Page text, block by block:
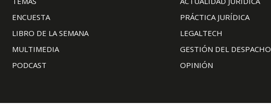
ENCUESTA
LIBRO DE LA SEMANA
MULTIMEDIA
PODCAST
PRÁCTICA JURÍDICA
LEGALTECH
GESTIÓN DEL DESPACHO
OPINIÓN